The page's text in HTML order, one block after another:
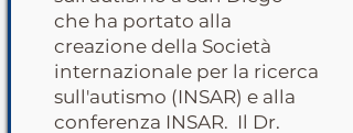
che ha portato alla
creazione della Società
internazionale per la ricerca
sull'autismo (INSAR) e alla
conferenza INSAR. Il Dr.